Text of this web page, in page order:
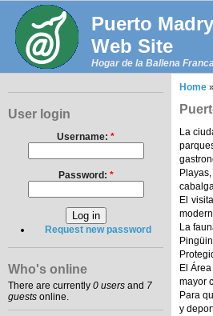
Puerto
Web Site
Hogar de la Ballena Franca
User login
Username: *
Password: *
Request new password
Who's online
There are currently 0 users and 7
guests online.
Home
La
El
La
El
mayor
Para
y